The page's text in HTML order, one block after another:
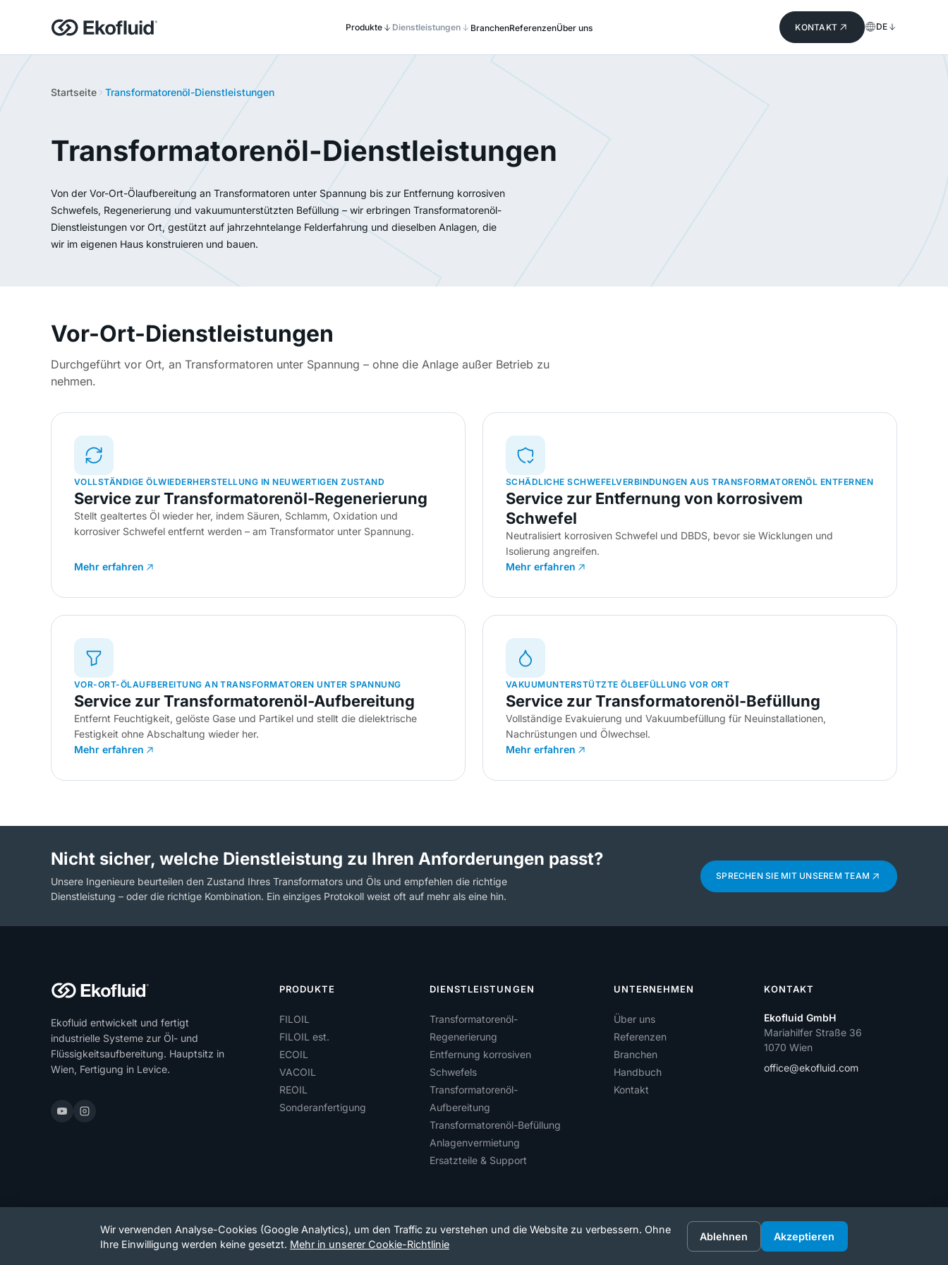
Produkte Dienstleistungen BranchenReferenzenÜber uns KONTAKT DE
Startseite Transformatorenöl-Dienstleistungen
Transformatorenöl-Dienstleistungen
Von der Vor-Ort-Ölaufbereitung an Transformatoren unter Spannung bis zur Entfernung korrosiven
Schwefels, Regenerierung und vakuumunterstützten Befüllung – wir erbringen Transformatorenöl-
Dienstleistungen vor Ort, gestützt auf jahrzehntelange Felderfahrung und dieselben Anlagen, die
wir im eigenen Haus konstruieren und bauen.
Vor-Ort-Dienstleistungen
Durchgeführt vor Ort, an Transformatoren unter Spannung – ohne die Anlage außer Betrieb zu
nehmen.
VOLLSTÄNDIGE ÖLWIEDERHERSTELLUNG IN NEUWERTIGEN ZUSTAND
Service zur Transformatorenöl-Regenerierung
Stellt gealtertes Öl wieder her, indem Säuren, Schlamm, Oxidation und
korrosiver Schwefel entfernt werden – am Transformator unter Spannung.
Mehr erfahren
SCHÄDLICHE SCHWEFELVERBINDUNGEN AUS TRANSFORMATORENÖL ENTFERNEN
Service zur Entfernung von korrosivem
Schwefel
Neutralisiert korrosiven Schwefel und DBDS, bevor sie Wicklungen und
Isolierung angreifen.
Mehr erfahren
VOR-ORT-ÖLAUFBEREITUNG AN TRANSFORMATOREN UNTER SPANNUNG
Service zur Transformatorenöl-Aufbereitung
Entfernt Feuchtigkeit, gelöste Gase und Partikel und stellt die dielektrische
Festigkeit ohne Abschaltung wieder her.
Mehr erfahren
VAKUUMUNTERSTÜTZTE ÖLBEFÜLLUNG VOR ORT
Service zur Transformatorenöl-Befüllung
Vollständige Evakuierung und Vakuumbefüllung für Neuinstallationen,
Nachrüstungen und Ölwechsel.
Mehr erfahren
Nicht sicher, welche Dienstleistung zu Ihren Anforderungen passt?
Unsere Ingenieure beurteilen den Zustand Ihres Transformators und Öls und empfehlen die richtige
Dienstleistung – oder die richtige Kombination. Ein einziges Protokoll weist oft auf mehr als eine hin.
SPRECHEN SIE MIT UNSEREM TEAM
Ekofluid entwickelt und fertigt
industrielle Systeme zur Öl- und
Flüssigkeitsaufbereitung. Hauptsitz in
Wien, Fertigung in Levice.
PRODUKTE
FILOIL
FILOIL est.
ECOIL
VACOIL
REOIL
Sonderanfertigung
DIENSTLEISTUNGEN
Transformatorenöl-
Regenerierung
Entfernung korrosiven
Schwefels
Transformatorenöl-
Aufbereitung
Transformatorenöl-Befüllung
Anlagenvermietung
Ersatzteile & Support
UNTERNEHMEN
Über uns
Referenzen
Branchen
Handbuch
Kontakt
KONTAKT
Ekofluid GmbH
Mariahilfer Straße 36
1070 Wien
office@ekofluid.com
© 2026 Ekofluid.|Datenschutzerklärung Cookies Cookie-Einstellungen
Wir verwenden Analyse-Cookies (Google Analytics), um den Traffic zu verstehen und die Website zu verbessern. Ohne
Ihre Einwilligung werden keine gesetzt. Mehr in unserer Cookie-Richtlinie
Ablehnen Akzeptieren